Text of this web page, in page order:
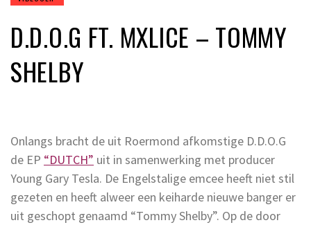
D.D.O.G FT. MXLICE – TOMMY
SHELBY
Onlangs bracht de uit Roermond afkomstige D.D.O.G
de EP “DUTCH” uit in samenwerking met producer
Young Gary Tesla. De Engelstalige emcee heeft niet stil
gezeten en heeft alweer een keiharde nieuwe banger er
uit geschopt genaamd “Tommy Shelby”. Op de door